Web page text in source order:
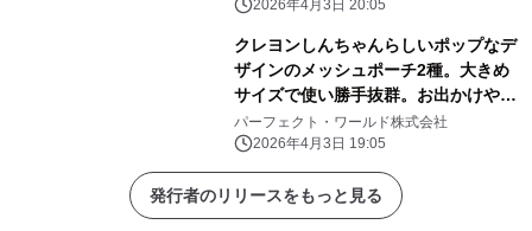
2026年4月3日 20:05
クレヨンしんちゃんらしいポップなデ
ザインのメッシュポーチ2種。大きめ
サイズで使い勝手抜群。お出かけや旅
行にぜひ！
パーフェクト・ワールド株式会社
2026年4月3日 19:05
発行者のリリースをもっと見る